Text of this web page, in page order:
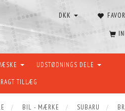
DKK
UDSTØDNINGS DELE
TILLÆG
BIL - MÆRKE SUBARU